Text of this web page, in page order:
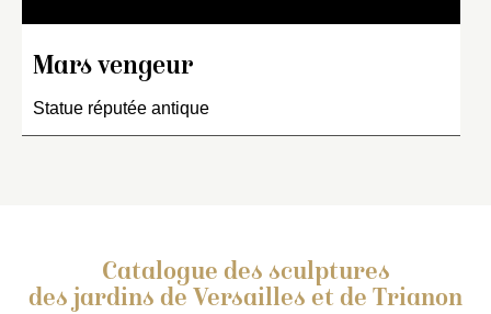
Mars vengeur
Statue réputée antique
Catalogue des sculptures
des jardins de Versailles et de Trianon